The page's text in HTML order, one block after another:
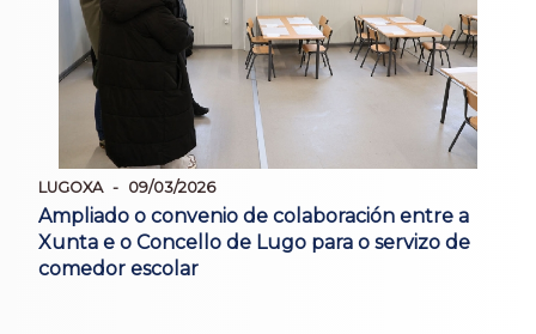
LUGOXA 09/03/2026
Ampliado o convenio de colaboración entre a
Xunta e o Concello de Lugo para o servizo de
comedor escolar